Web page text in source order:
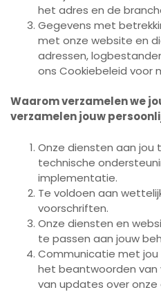
het adres en de
Gegevens met
met onze website en
adressen,
ons Cookiebeleid voor
Waarom verzamelen we
verzamelen jouw
Onze diensten aan jou
technische
implementatie.
Te voldoen aan
voorschriften.
Onze diensten en
te passen aan jouw
Communicatie met jou
het beantwoorden van
van updates over onze